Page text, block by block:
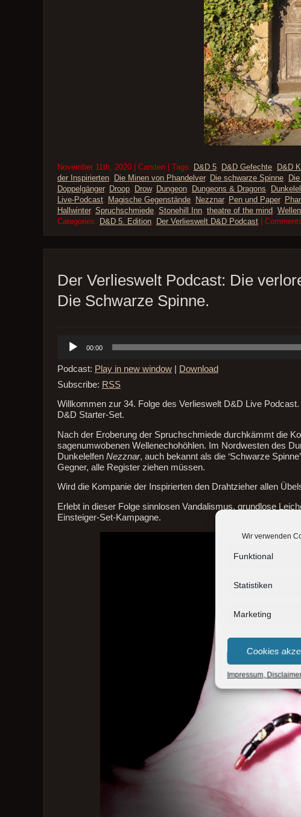
Wir verwenden
Funktional
Statistiken
Marketing
Cookies
Impressum,
November 11th, 2020 | Carsten | Tags: D&D 5, D&D Gefechte, D&D
der Inspirierten, Die Minen von Phandelver, Die schwarze Spinne,
Doppelgänger, Droop, Drow, Dungeon, Dungeons & Dragons
Live-Podcast, Magische Gegenstände, Nezznar, Pen und Paper,
Hallwinter, Spruchschmiede, Stonehill Inn, theatre of the mind,
Categories: D&D 5. Edition, Der Verlieswelt D&D Podcast|
Der Verlieswelt Podcast: Die
Die Schwarze Spinne.
Audio-
Player
00:00
Podcast: Play in new window|
Download
Subscribe: RSS
Willkommen zur 34. Folge des Verlieswelt D&D Live
D&D Starter-Set.
Nach der Eroberung der Spruchschmiede durchkämmt die
sagenumwobenen Wellenechohöhlen. Im Nordwesten des
Dunkelelfen Nezznar, auch bekannt als die ‘Schwarze
Gegner, alle Register ziehen müssen.
Wird die Kompanie der Inspirierten den Drahtzieher allen
Erlebt in dieser Folge sinnlosen Vandalismus, grundlose
Einsteiger-Set-Kampagne.